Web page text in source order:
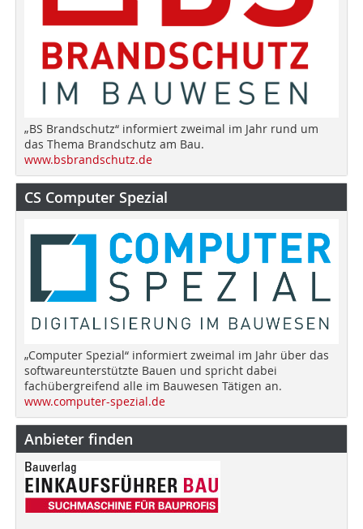
„BS Brandschutz“ informiert zweimal im Jahr rund um
das Thema Brandschutz am Bau.
www.bsbrandschutz.de
CS Computer Spezial
„Computer Spezial“ informiert zweimal im Jahr über das
softwareunterstützte Bauen und spricht dabei
fachübergreifend alle im Bauwesen Tätigen an.
www.computer-spezial.de
Anbieter finden